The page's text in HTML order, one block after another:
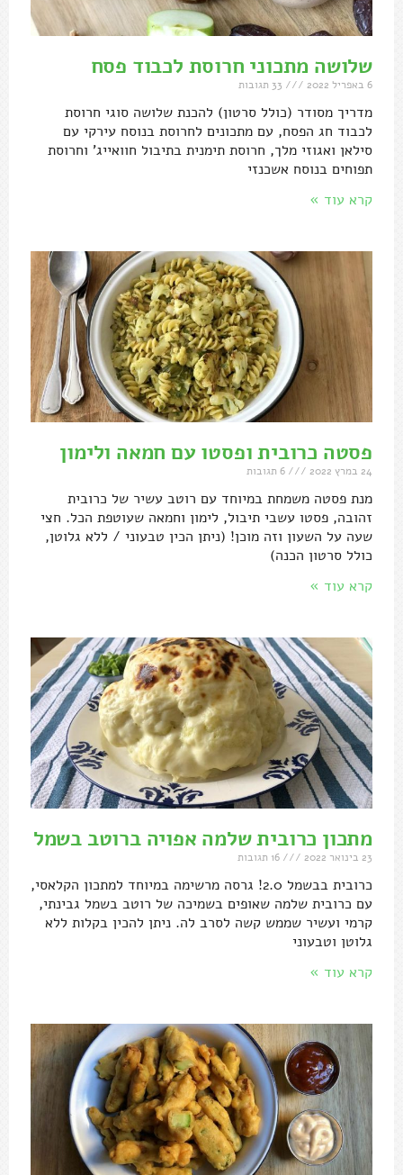
שלושה מתכוני חרוסת לכבוד פסח
6 באפריל 2022
מדריך מסודר (כולל סרטון) להכנת שלושה סוגי חרוסת
לכבוד חג הפסח, עם מתכונים לחרוסת בנוסח עירקי עם
סילאן ואגוזי מלך, חרוסת תימנית בתיבול חוואייג' וחרוסת
תפוחים בנוסח אשכנזי
קרא עוד »
פסטה כרובית ופסטו עם חמאה ולימון
24 במרץ 2022
מנת פסטה משמחת במיוחד עם רוטב עשיר של כרובית
זהובה, פסטו עשבי תיבול, לימון וחמאה שעוטפת הכל. חצי
שעה על השעון וזה מוכן! (ניתן הכין טבעוני / ללא גלוטן,
כולל סרטון הכנה)
קרא עוד »
מתכון כרובית שלמה אפויה ברוטב בשמל
23 בינואר 2022
כרובית בבשמל 2.0! גרסה מרשימה במיוחד למתכון הקלאסי,
עם כרובית שלמה שאופים בשמיכה של רוטב בשמל גבינתי,
קרמי ועשיר שממש קשה לסרב לה. ניתן להכין בקלות ללא
גלוטן וטבעוני
קרא עוד »